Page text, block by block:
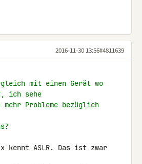
2016-11-30 13:56#4811639
mit einen Gerät wo
ich sehe
Probleme bezüglich
kennt ASLR. Das ist zwar